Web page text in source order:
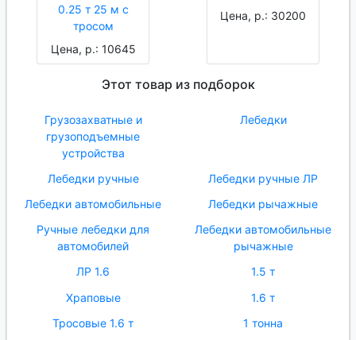
0.25 т 25 м с
тросом
Цена, р.: 10645
Цена, р.: 30200
Этот товар из подборок
Грузозахватные и
грузоподъемные
устройства
Лебедки
Лебедки ручные
Лебедки ручные ЛР
Лебедки автомобильные
Лебедки рычажные
Ручные лебедки для
автомобилей
Лебедки автомобильные
рычажные
ЛР 1.6
1.5 т
Храповые
1.6 т
Тросовые 1.6 т
1 тонна